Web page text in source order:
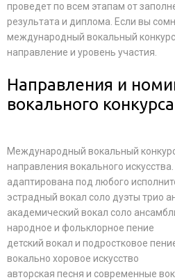
проведет по всем этапам от
результата и диплома. Если вы
международный вокальный
направление и уровень участия.
Направления и
вокального конкурса
Международный вокальный
направления вокального
адаптирована под любого
эстрадный вокал соло дуэты трио
академический вокал соло
народное и фольклорное пение
детский вокал и подростковое
вокально хоровое искусство
авторская песня и современные